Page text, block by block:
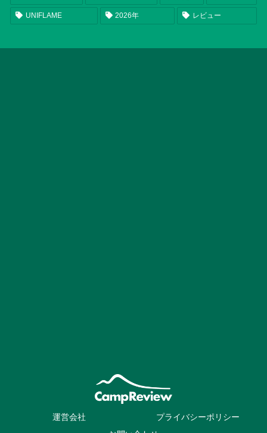
UNIFLAME 2026年 レビュー
運営会社
プライバシーポリシー